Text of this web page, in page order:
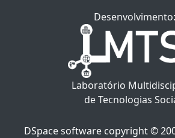
Desenvolvimento:
Laboratório
de Tecnologias
DSpace software copyright ©